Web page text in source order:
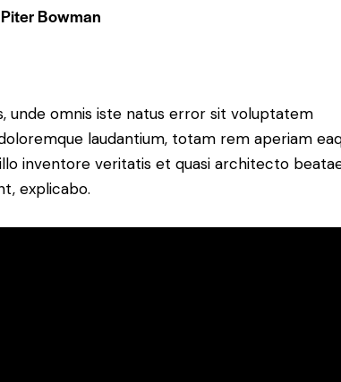
Piter Bowman
unde omnis iste natus error sit voluptatem
laudantium, totam rem aperiam
inventore veritatis et quasi architecto
explicabo.